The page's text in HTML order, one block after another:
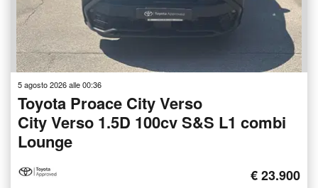
5 agosto 2026 alle 00:36
Toyota Proace City Verso
City Verso 1.5D 100cv S&S L1 combi
Lounge
€ 23.900